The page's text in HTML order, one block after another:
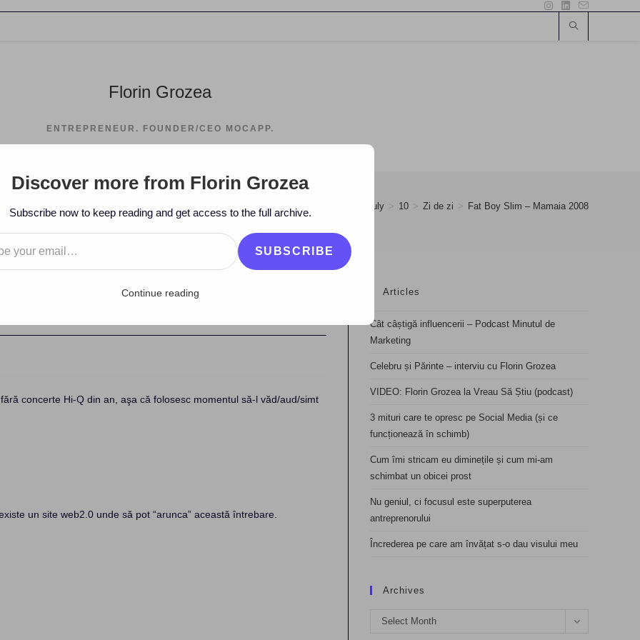
Florin Grozea
ENTREPRENEUR. FOUNDER/CEO MOCAPP.
July > 10 > Zi de zi > Fat Boy Slim – Mamaia 2008
concerte Hi-Q din an, aşa că folosesc momentul să-l văd/aud/simt
un site web2.0 unde să pot “arunca” această întrebare.
Articles
Cât câștigă influencerii – Podcast Minutul de
Marketing
Celebru și Părinte – interviu cu Florin Grozea
VIDEO: Florin Grozea la Vreau Să Știu (podcast)
3 mituri care te opresc pe Social Media (și ce
funcționează în schimb)
Cum îmi stricam eu diminețile și cum mi-am
schimbat un obicei prost
Nu geniul, ci focusul este superputerea
antreprenorului
Încrederea pe care am învățat s-o dau visului meu
Archives
Archives
Select Month
Discover more from Florin Grozea
Subscribe now to keep reading and get access to the full archive.
SUBSCRIBE
Continue reading